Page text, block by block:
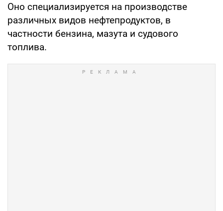
Оно специализируется на производстве
различных видов нефтепродуктов, в
частности бензина, мазута и судового
топлива.